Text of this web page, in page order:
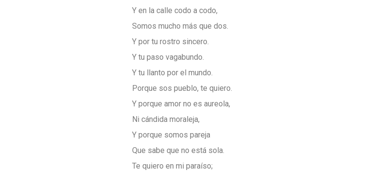
Y en la calle codo a codo,
Somos mucho más que dos.
Y por tu rostro sincero.
Y tu paso vagabundo.
Y tu llanto por el mundo.
Porque sos pueblo, te quiero.
Y porque amor no es aureola,
Ni cándida moraleja,
Y porque somos pareja
Que sabe que no está sola.
Te quiero en mi paraíso;